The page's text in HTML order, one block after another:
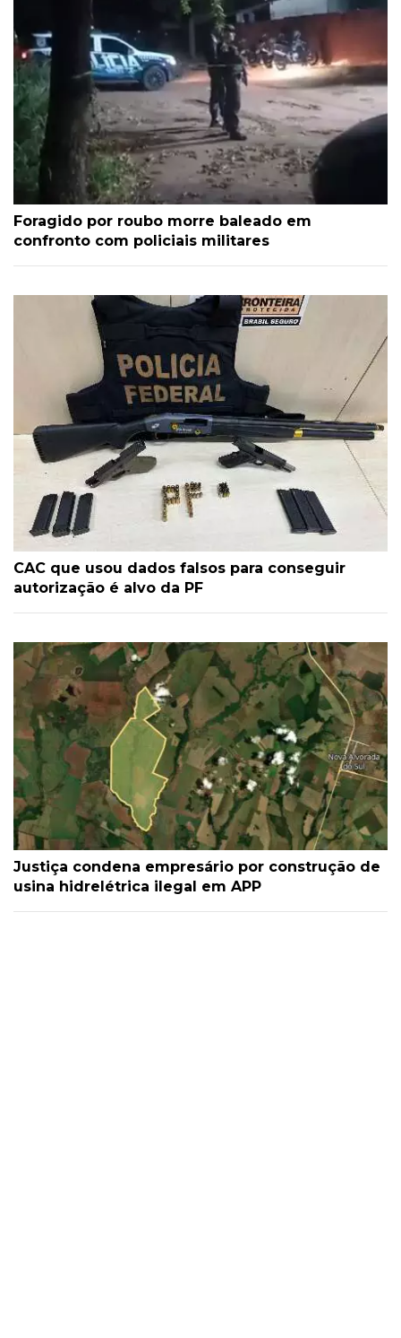
Foragido por roubo morre baleado em
confronto com policiais militares
CAC que usou dados falsos para conseguir
autorização é alvo da PF
Justiça condena empresário por construção de
usina hidrelétrica ilegal em APP